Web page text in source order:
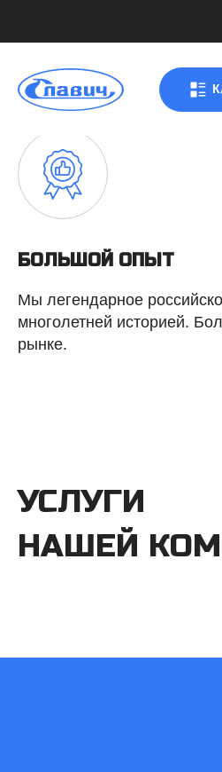
БОЛЬШОЙ ОПЫТ
Мы легендарное
многолетней историей.
рынке.
УСЛУГИ
НАШЕЙ